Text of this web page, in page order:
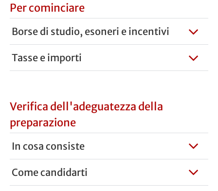
Per cominciare
Borse di studio, esoneri e incentivi
Tasse e importi
Verifica dell'adeguatezza della
preparazione
In cosa consiste
Come candidarti